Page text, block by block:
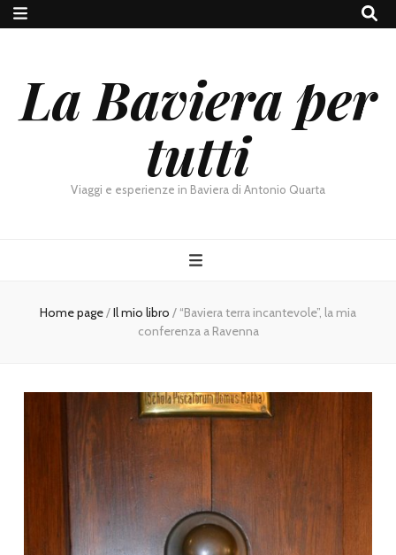
La Baviera per
tutti
Viaggi e esperienze in Baviera di Antonio Quarta
Home page/Il mio libro / “Baviera terra incantevole”, la mia
conferenza a Ravenna